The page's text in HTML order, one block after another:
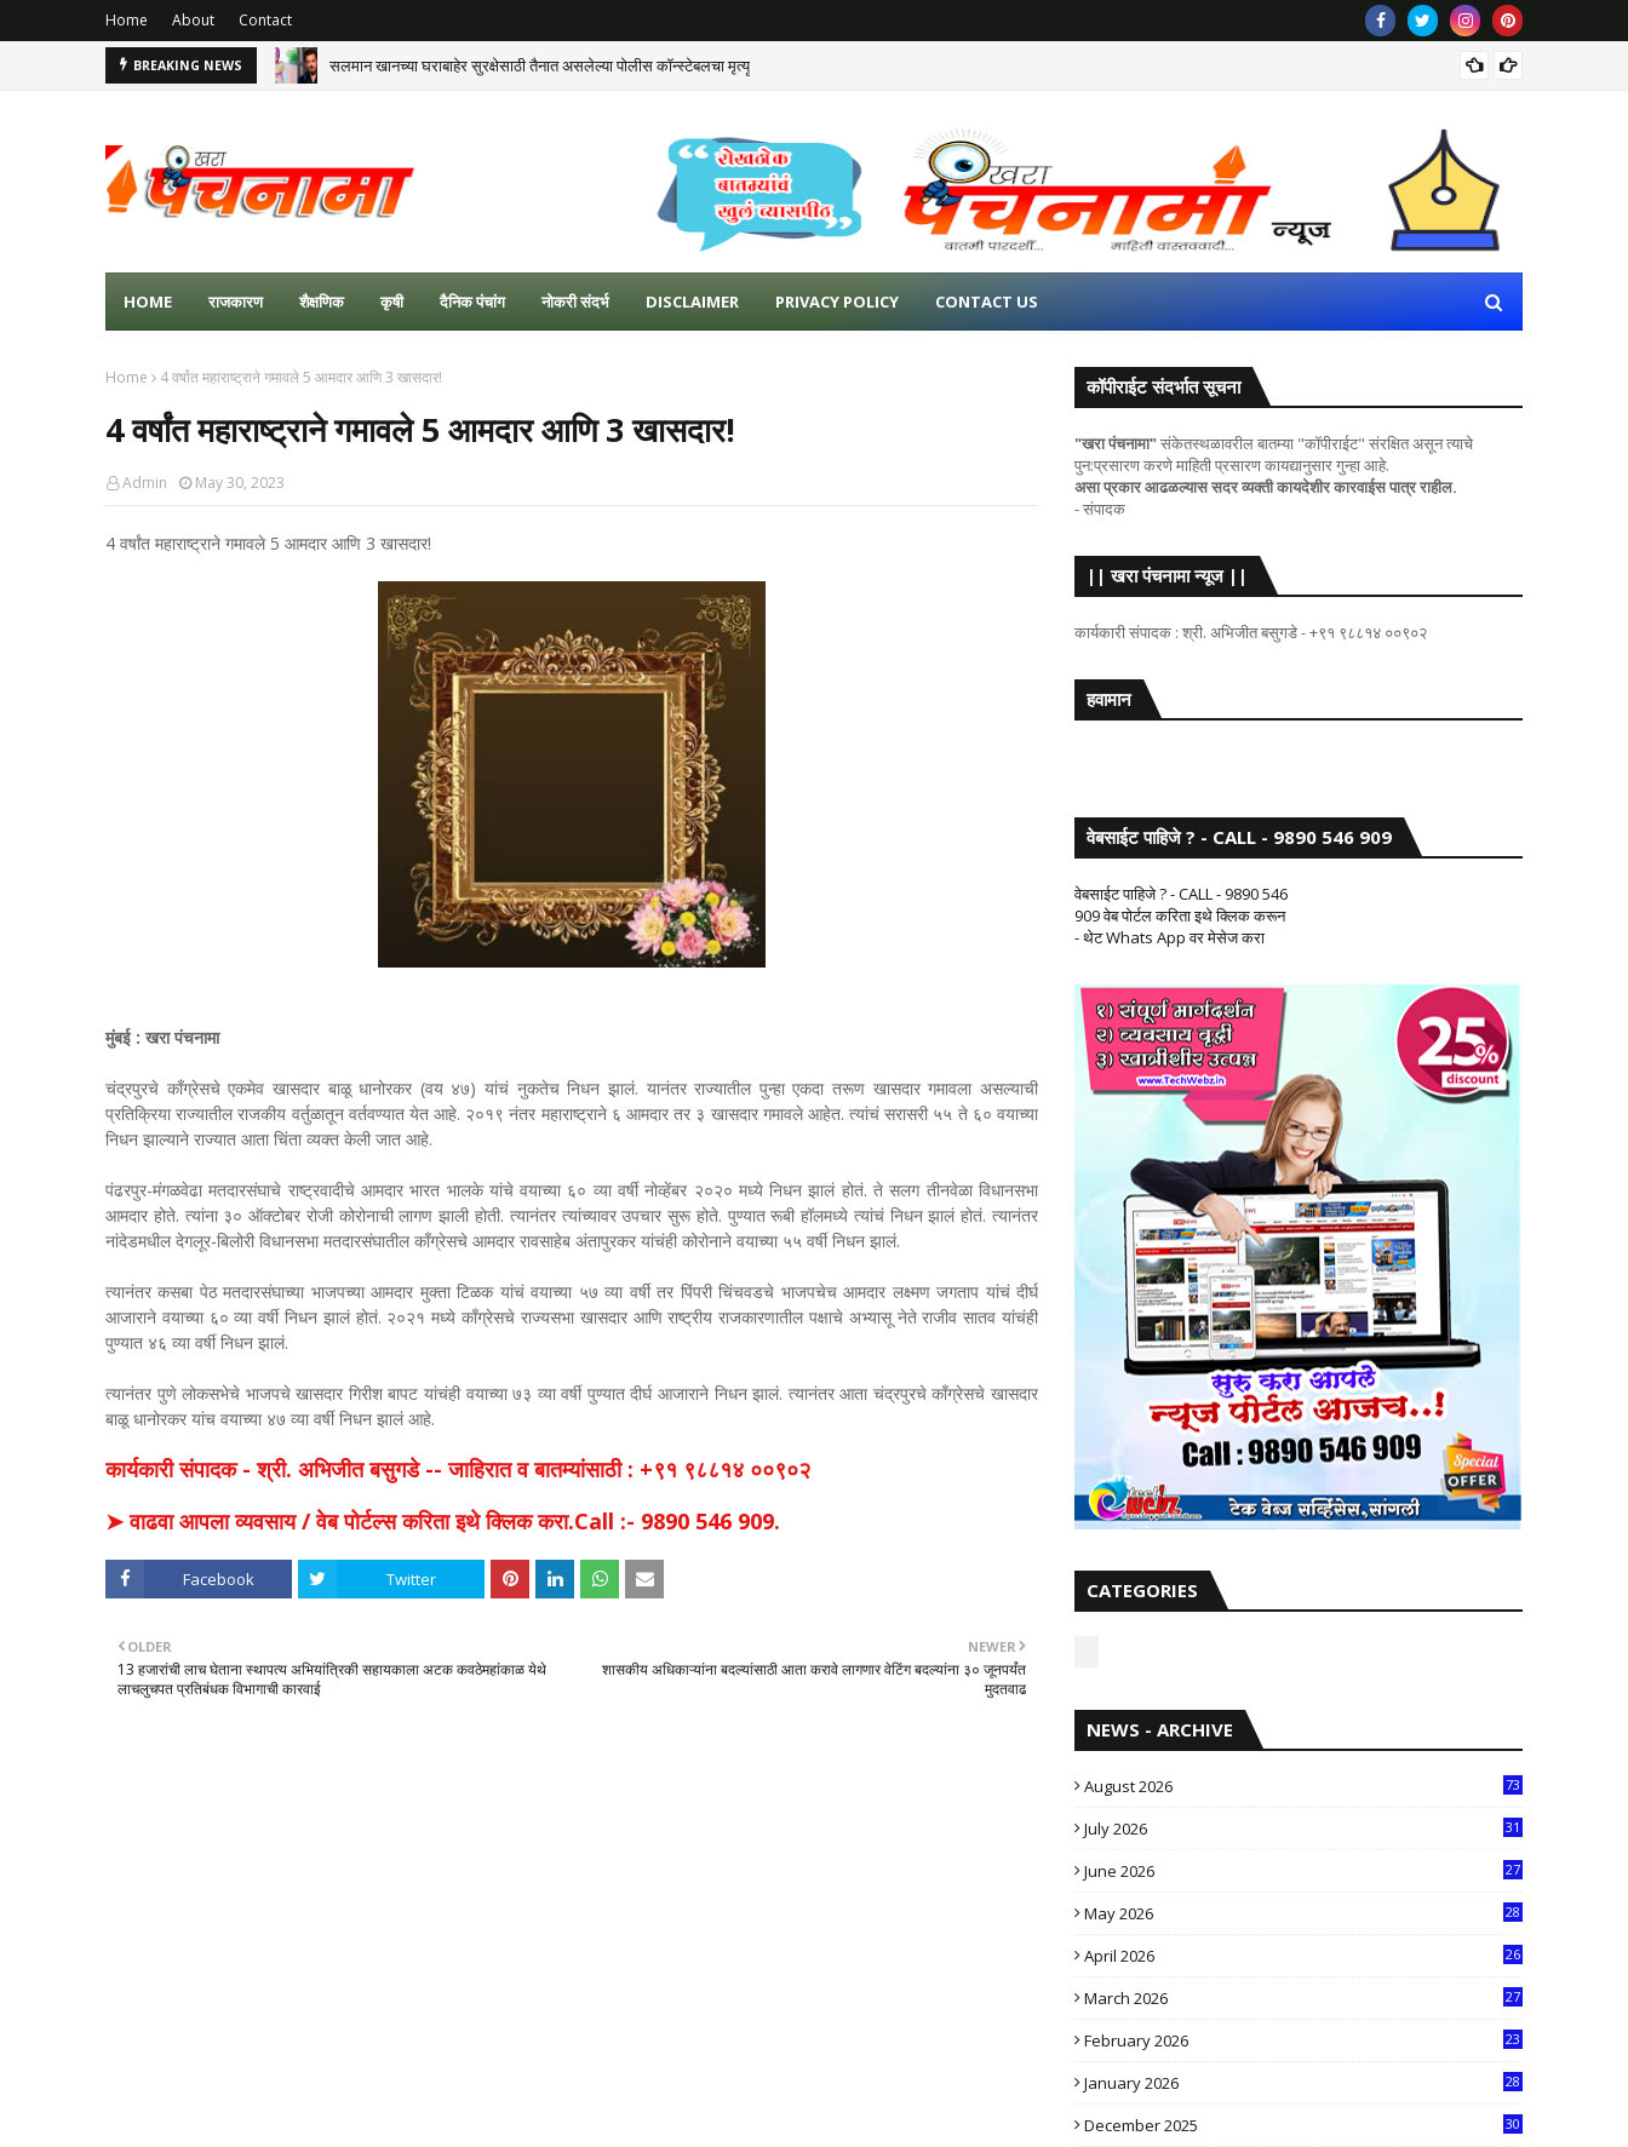
Home About Contact
BREAKING NEWS सलमान खानच्या घराबाहेर सुरक्षेसाठी तैनात असलेल्या पोलीस कॉन्स्टेबलचा मृत्यू
HOME राजकारण शैक्षणिक कृषी दैनिक पंचांग नोकरी संदर्भ DISCLAIMER PRIVACY POLICY CONTACT US
Home 4 वर्षांत महाराष्ट्राने गमावले 5 आमदार आणि 3 खासदार!
4 वर्षांत महाराष्ट्राने गमावले 5 आमदार आणि 3 खासदार!
Admin May 30, 2023
4 वर्षांत महाराष्ट्राने गमावले 5 आमदार आणि 3 खासदार!
मुंबई : खरा पंचनामा
चंद्रपुरचे काँग्रेसचे एकमेव खासदार बाळू धानोरकर (वय ४७) यांचं नुकतेच निधन झालं. यानंतर राज्यातील पुन्हा एकदा तरूण खासदार गमावला असल्याची
प्रतिक्रिया राज्यातील राजकीय वर्तुळातून वर्तवण्यात येत आहे. २०१९ नंतर महाराष्ट्राने ६ आमदार तर ३ खासदार गमावले आहेत. त्यांचं सरासरी ५५ ते ६० वयाच्या
निधन झाल्याने राज्यात आता चिंता व्यक्त केली जात आहे.
पंढरपुर-मंगळवेढा मतदारसंघाचे राष्ट्रवादीचे आमदार भारत भालके यांचे वयाच्या ६० व्या वर्षी नोव्हेंबर २०२० मध्ये निधन झालं होतं. ते सलग तीनवेळा विधानसभा
आमदार होते. त्यांना ३० ऑक्टोबर रोजी कोरोनाची लागण झाली होती. त्यानंतर त्यांच्यावर उपचार सुरू होते. पुण्यात रूबी हॉलमध्ये त्यांचं निधन झालं होतं. त्यानंतर
नांदेडमधील देगलूर-बिलोरी विधानसभा मतदारसंघातील काँग्रेसचे आमदार रावसाहेब अंतापुरकर यांचंही कोरोनाने वयाच्या ५५ वर्षी निधन झालं.
त्यानंतर कसबा पेठ मतदारसंघाच्या भाजपच्या आमदार मुक्ता टिळक यांचं वयाच्या ५७ व्या वर्षी तर पिंपरी चिंचवडचे भाजपचेच आमदार लक्ष्मण जगताप यांचं दीर्घ
आजाराने वयाच्या ६० व्या वर्षी निधन झालं होतं. २०२१ मध्ये काँग्रेसचे राज्यसभा खासदार आणि राष्ट्रीय राजकारणातील पक्षाचे अभ्यासू नेते राजीव सातव यांचंही
पुण्यात ४६ व्या वर्षी निधन झालं.
त्यानंतर पुणे लोकसभेचे भाजपचे खासदार गिरीश बापट यांचंही वयाच्या ७३ व्या वर्षी पुण्यात दीर्घ आजाराने निधन झालं. त्यानंतर आता चंद्रपुरचे काँग्रेसचे खासदार
बाळू धानोरकर यांच वयाच्या ४७ व्या वर्षी निधन झालं आहे.
कार्यकारी संपादक - श्री. अभिजीत बसुगडे -- जाहिरात व बातम्यांसाठी : +९१ ९८८१४ ००९०२
➤ वाढवा आपला व्यवसाय / वेब पोर्टल्स करिता इथे क्लिक करा.Call :- 9890 546 909.
Facebook Twitter
NEWER
शासकीय अधिकाऱ्यांना बदल्यांसाठी आता करावे लागणार वेटिंग बदल्यांना ३० जूनपर्यंत
मुदतवाढ
OLDER
13 हजारांची लाच घेताना स्थापत्य अभियांत्रिकी सहायकाला अटक कवठेमहांकाळ येथे
लाचलुचपत प्रतिबंधक विभागाची कारवाई
कॉपीराईट संदर्भात सूचना
"खरा पंचनामा"संकेतस्थळावरील बातम्या "कॉपीराईट" संरक्षित असून त्याचे
पुन:प्रसारण करणे माहिती प्रसारण कायद्यानुसार गुन्हा आहे.
असा प्रकार आढळल्यास सदर व्यक्ती कायदेशीर कारवाईस पात्र राहील.
- संपादक
|| खरा पंचनामा न्यूज ||
कार्यकारी संपादक : श्री. अभिजीत बसुगडे - +९१ ९८८१४ ००९०२
हवामान
वेबसाईट पाहिजे ? - CALL - 9890 546 909
वेबसाईट पाहिजे ? - CALL - 9890 546
909 वेब पोर्टल करिता इथे क्लिक करून
- थेट Whats App वर मेसेज करा
CATEGORIES
NEWS - ARCHIVE
August 2026 73
July 2026
31
June 2026
27
May 2026
28
April 2026
26
March 2026
27
February 2026
23
January 2026
28
December 2025
30